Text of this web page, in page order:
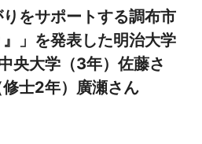
りをサポートする調布市
」を発表した明治大学
央大学（3年）佐藤さ
士2年）廣瀬さん